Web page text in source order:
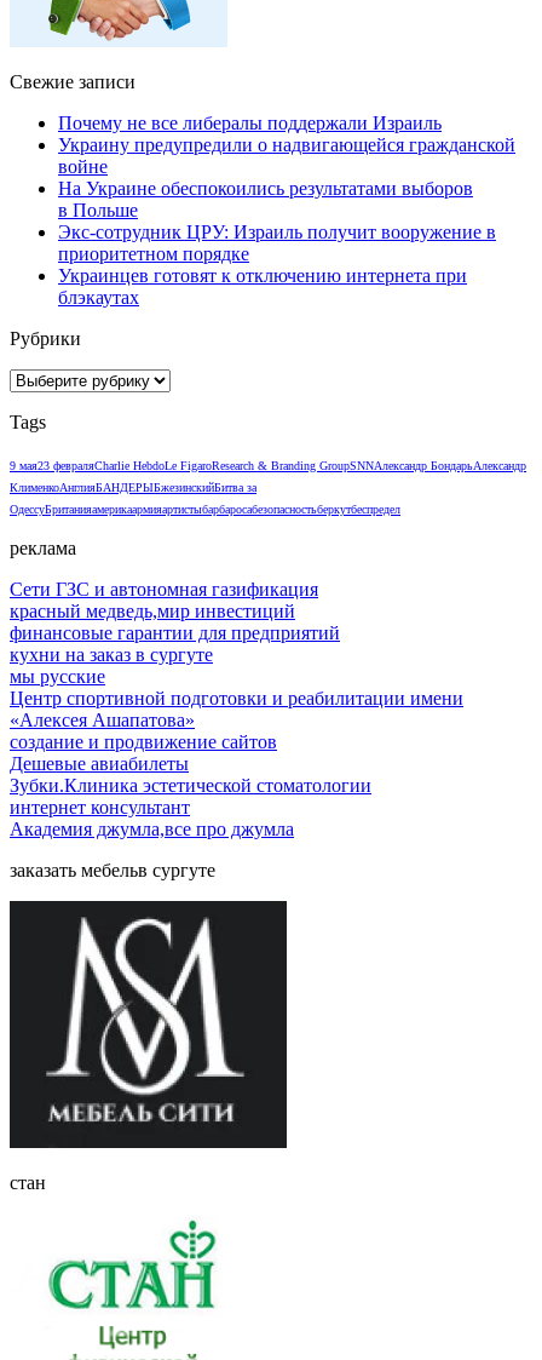
Свежие записи
Почему не все либералы поддержали Израиль
Украину предупредили о надвигающейся гражданской
войне
На Украине обеспокоились результатами выборов
в Польше
Экс-сотрудник ЦРУ: Израиль получит вооружение в
приоритетном порядке
Украинцев готовят к отключению интернета при
блэкаутах
Рубрики
Рубрики
Tags
9 мая23 февраляCharlie HebdoLe FigaroResearch & Branding GroupSNNАлександр БондарьАлександр
КлименкоАнглияБАНДЕРЫБжезинскийБитва за
ОдессуБританияамерикаармияартистыбарбаросабезопасностьберкутбеспредел
реклама
Сети ГЗС и автономная газификация
красный медведь,мир инвестиций
финансовые гарантии для предприятий
кухни на заказ в сургуте
мы русские
Центр спортивной подготовки и реабилитации имени
«Алексея Ашапатова»
создание и продвижение сайтов
Дешевые авиабилеты
Зубки.Клиника эстетической стоматологии
интернет консультант
Академия джумла,все про джумла
заказать мебельв сургуте
стан